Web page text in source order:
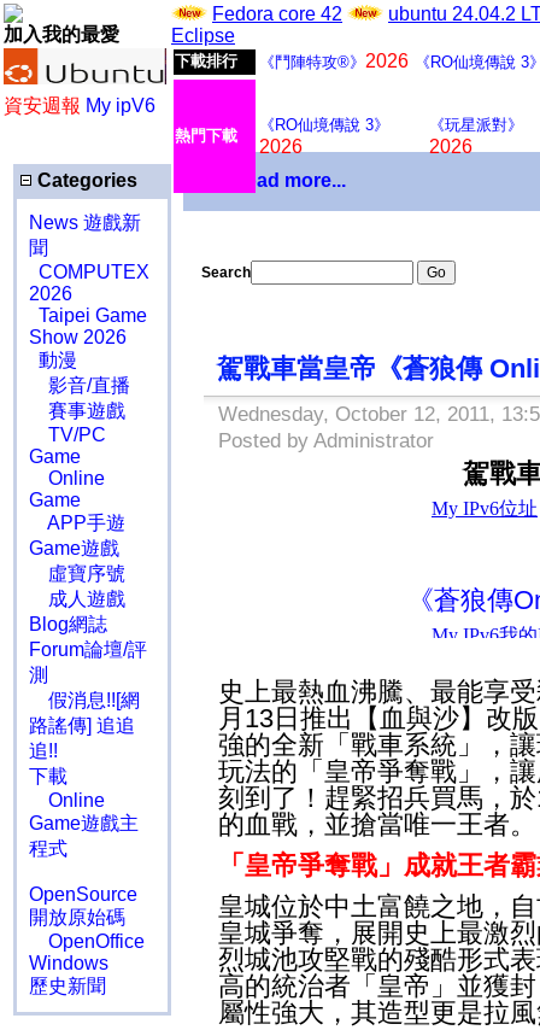
加入我的最愛
資安週報 My ipV6
Fedora core 42
ubuntu 24.04.2
Eclipse
下載排行 《鬥陣特攻®》 2026 《RO仙境傳說 3
熱門下載
《RO仙境傳說 3》
2026
《玩星派對》
2026
Categories
News 遊戲新
聞
COMPUTEX
2026
Taipei Game
Show 2026
動漫
影音/直播
賽事遊戲
TV/PC
Game
Online
Game
APP手遊
Game遊戲
虛寶序號
成人遊戲
Blog網誌
Forum論壇/評
測
假消息!![網
路謠傳] 追追
追!!
下載
Online
Game遊戲主
程式
OpenSource
開放原始碼
OpenOffice
Windows
歷史新聞
Download more...
Search
駕戰車當皇帝《蒼狼傳
Wednesday, October 12, 2011,
Posted by Administrator
駕戰
《蒼狼傳
史上最熱血沸騰、最能享
月 13日推出【血與沙】改
強的全新「戰車系統」，
玩法的「皇帝爭奪戰」，
刻到了！趕緊招兵買馬，於
的血戰，並搶當唯一王者。
「皇帝爭奪戰」成就王者
皇城位於中土富饒之地，
皇城爭奪，展開史上最激
烈城池攻堅戰的殘酷形式
高的統治者「皇帝」並獲
屬性強大，其造型更是拉